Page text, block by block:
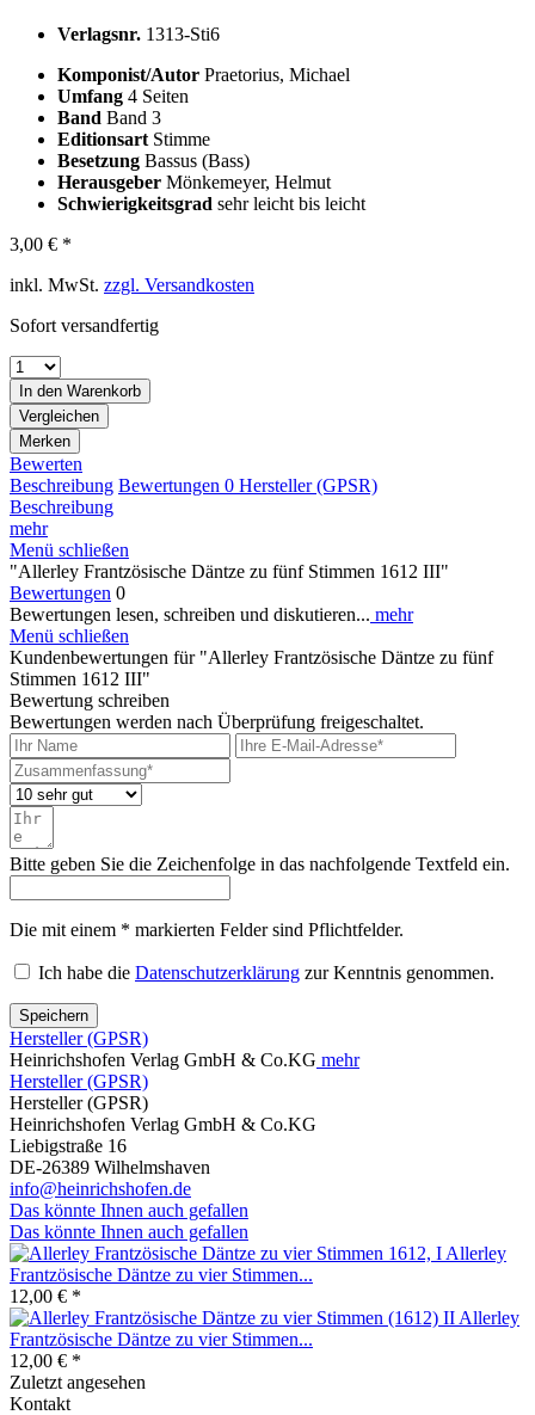
Verlagsnr. 1313-Sti6
Komponist/Autor Praetorius, Michael
Umfang 4 Seiten
Band Band 3
Editionsart Stimme
Besetzung Bassus (Bass)
Herausgeber Mönkemeyer, Helmut
Schwierigkeitsgrad sehr leicht bis leicht
3,00 € *
inkl. MwSt. zzgl. Versandkosten
Sofort versandfertig
In den Warenkorb
Vergleichen
Merken
Bewerten
Beschreibung Bewertungen 0 Hersteller (GPSR)
Beschreibung
mehr
Menü schließen
"Allerley Frantzösische Däntze zu fünf Stimmen 1612 III"
Bewertungen 0
Bewertungen lesen, schreiben und diskutieren... mehr
Menü schließen
Kundenbewertungen für "Allerley Frantzösische Däntze zu fünf
Stimmen 1612 III"
Bewertung schreiben
Bewertungen werden nach Überprüfung freigeschaltet.
Bitte geben Sie die Zeichenfolge in das nachfolgende Textfeld ein.
Die mit einem * markierten Felder sind Pflichtfelder.
Ich habe die Datenschutzerklärung zur Kenntnis genommen.
Speichern
Hersteller (GPSR)
Heinrichshofen Verlag GmbH & Co.KG mehr
Hersteller (GPSR)
Hersteller (GPSR)
Heinrichshofen Verlag GmbH & Co.KG
Liebigstraße 16
DE-26389 Wilhelmshaven
info@heinrichshofen.de
Das könnte Ihnen auch gefallen
Das könnte Ihnen auch gefallen
Allerley
Frantzösische Däntze zu vier Stimmen...
12,00 € *
Allerley
Frantzösische Däntze zu vier Stimmen...
12,00 € *
Zuletzt angesehen
Kontakt